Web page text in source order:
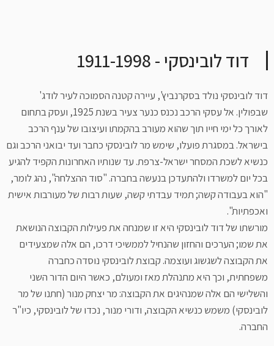
דוד לובינסקי - 1911-1998
דוד לובינסקי נולד בסקרנביץ', עיירה קטנה הסמוכה לעיר לודג'
שבפולין. אל עסקי הרכב נכנס כנער צעיר בשנת 1925, ועסק בתחום
לאורך כל ימי חייו תוך שהוא מעורב בהקמתו ועיצובו של ענף הרכב
בישראל. במסגרת פועלו, שימש מר לובינסקי כחבר ועד יבואני הרכב וגם
כנשיא לשכת המסחר ישראל-צרפת. עד שנותיו האחרונות הקפיד להגיע
בכל יום למשרדו ולהתעדכן בנעשה בחברה. "סוד ההצלחה", נהג לומר,
"הוא בעבודה קשה; תמיד עבדתי קשה, שעות רבות של מעורבות אישית
ואכפתיות".
מורשתו של דוד לובינסקי היא זו שמנחה את פעילות הקבוצה הנושאת
את שמו; הערכים והחזון שהנחיל לממשיכי דרכו, הם אלה שמצעידים
את הקבוצה לשגשוג ועוצמה. קבוצת לובינסקי נוסדה כחברה
משפחתית, וכך היא מתנהלת מאז ומעולם, כאשר היום הדור השני
והשלישי הם אלה שמנהיגים את הקבוצה: מר יצחק מנור (חתנו של מר
לובינסקי) משמש כנשיא הקבוצה, ודורי מנור, נכדו של לובינסקי, כיו"ר
החברה.